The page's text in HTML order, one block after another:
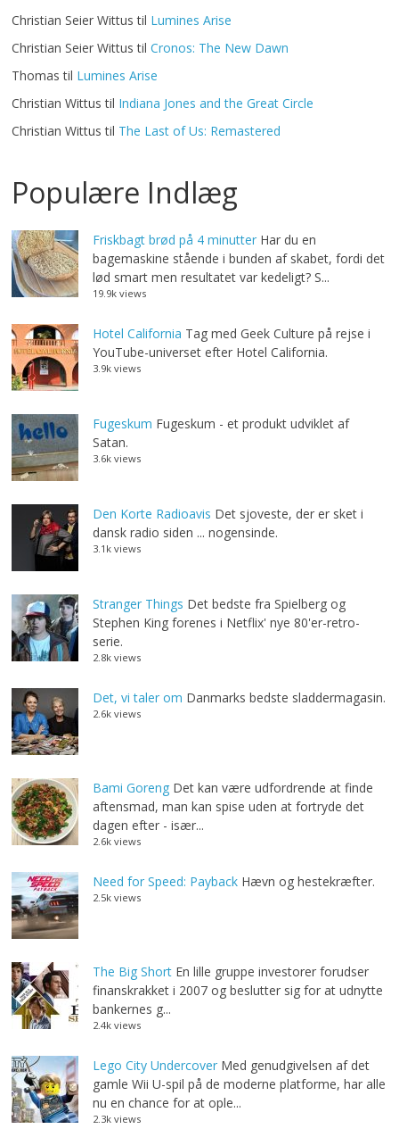
Christian Seier Wittus til Lumines Arise
Christian Seier Wittus tilCronos: The New Dawn
Thomas til Lumines Arise
Christian Wittus til Indiana Jones and the Great Circle
Christian Wittus til The Last of Us: Remastered
Populære Indlæg
Friskbagt brød på 4 minutter Har du en
bagemaskine stående i bunden af skabet, fordi det
lød smart men resultatet var kedeligt? S...
19.9k views
Hotel California Tag med Geek Culture på rejse i
YouTube-universet efter Hotel California.
3.9k views
Fugeskum Fugeskum - et produkt udviklet af
Satan.
3.6k views
Den Korte Radioavis Det sjoveste, der er sket i
dansk radio siden ... nogensinde.
3.1k views
Stranger Things Det bedste fra Spielberg og
Stephen King forenes i Netflix' nye 80'er-retro-
serie.
2.8k views
Det, vi taler om Danmarks bedste sladdermagasin.
2.6k views
Bami Goreng Det kan være udfordrende at finde
aftensmad, man kan spise uden at fortryde det
dagen efter - især...
2.6k views
Need for Speed: Payback Hævn og hestekræfter.
2.5k views
The Big Short En lille gruppe investorer forudser
finanskrakket i 2007 og beslutter sig for at udnytte
bankernes g...
2.4k views
Lego City Undercover Med genudgivelsen af det
gamle Wii U-spil på de moderne platforme, har alle
nu en chance for at ople...
2.3k views